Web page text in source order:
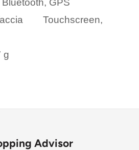
‎Bluetooth, GPS
‎Touchscreen,
g
Advisor